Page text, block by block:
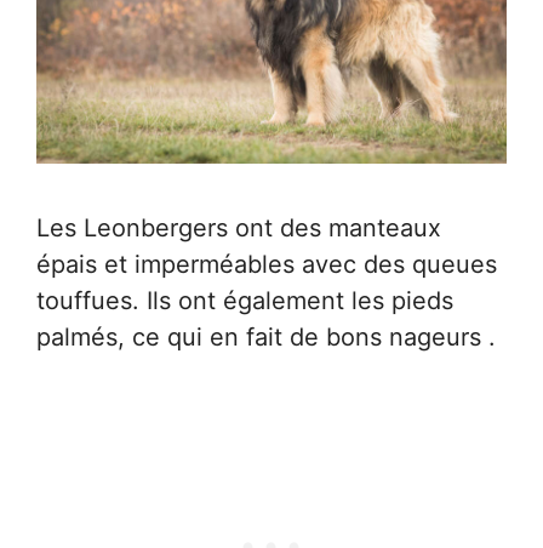
Les Leonbergers ont des manteaux
épais et imperméables avec des queues
touffues. Ils ont également les pieds
palmés, ce qui en fait de bons nageurs .